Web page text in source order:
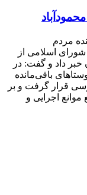
مردم
اسلامی از
خبر داد و گفت: در
باقی‌مانده
قرار گرفت و بر
اجرایی و